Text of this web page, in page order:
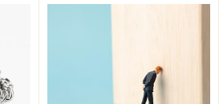
は、例えば売上件数や売上額のよ
価できるものもある一方、数字で
ないようなタイプのものもありま